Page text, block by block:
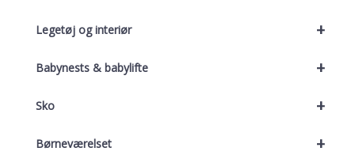
+
Legetøj og interiør
+
Babynests & babylifte
+
Sko
+
Børneværelset